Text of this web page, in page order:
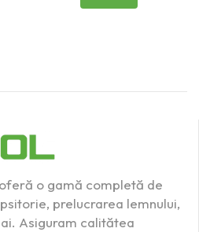
o gamă completă de
prelucrarea lemnului,
Asiguram calitătea